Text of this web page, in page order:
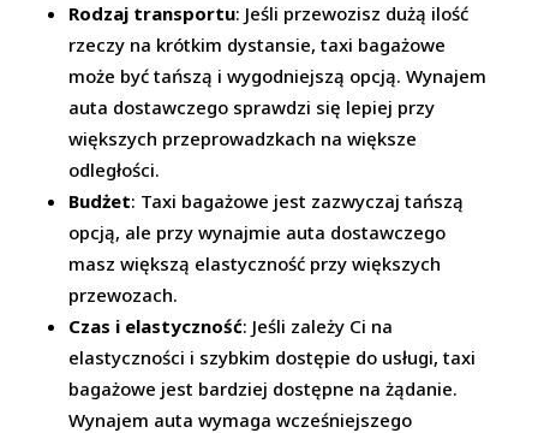
Rodzaj transportu: Jeśli przewozisz dużą ilość
rzeczy na krótkim dystansie, taxi bagażowe
może być tańszą i wygodniejszą opcją. Wynajem
auta dostawczego sprawdzi się lepiej przy
większych przeprowadzkach na większe
odległości.
Budżet: Taxi bagażowe jest zazwyczaj tańszą
opcją, ale przy wynajmie auta dostawczego
masz większą elastyczność przy większych
przewozach.
Czas i elastyczność: Jeśli zależy Ci na
elastyczności i szybkim dostępie do usługi, taxi
bagażowe jest bardziej dostępne na żądanie.
Wynajem auta wymaga wcześniejszego